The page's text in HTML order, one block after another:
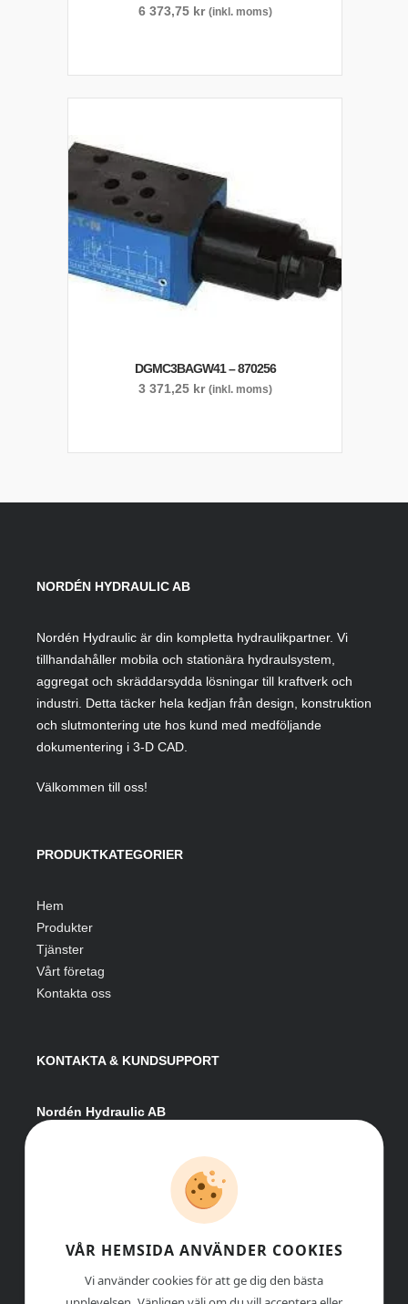
6 373,75 kr (inkl. moms)
DGMC3BAGW41 – 870256
3 371,25 kr (inkl. moms)
NORDÉN HYDRAULIC AB
Nordén Hydraulic är din kompletta hydraulikpartner. Vi
tillhandahåller mobila och stationära hydraulsystem,
aggregat och skräddarsydda lösningar till kraftverk och
industri. Detta täcker hela kedjan från design, konstruktion
och slutmontering ute hos kund med medföljande
dokumentering i 3-D CAD.
Välkommen till oss!
PRODUKTKATEGORIER
Hem
Produkter
Tjänster
Vårt företag
Kontakta oss
KONTAKTA & KUNDSUPPORT
Nordén Hydraulic AB
info@nordenhydraulic.se
Org-nr: 556531-8424
VÅR HEMSIDA ANVÄNDER COOKIES
Vi använder cookies för att ge dig den bästa